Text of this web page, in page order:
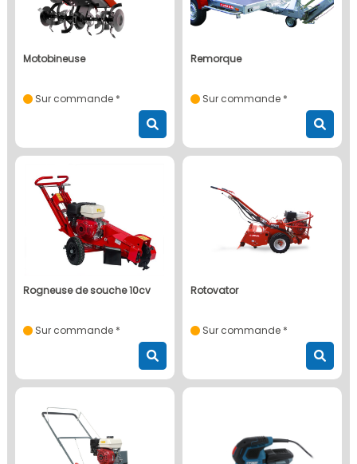
motobineuse
Sur commande *
remorque
Sur commande *
rogneuse de souche 10cv
Sur commande *
rotovator
Sur commande *